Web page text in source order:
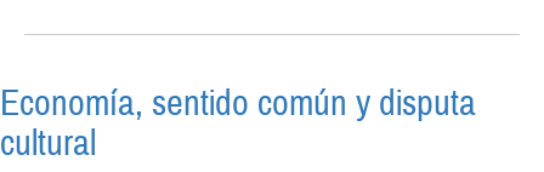
EL PERÍODO 2016-2020: ENTRE LA
LA CRISIS SOCIO-SANITARIA
Economía, sentido común y disputa
cultural